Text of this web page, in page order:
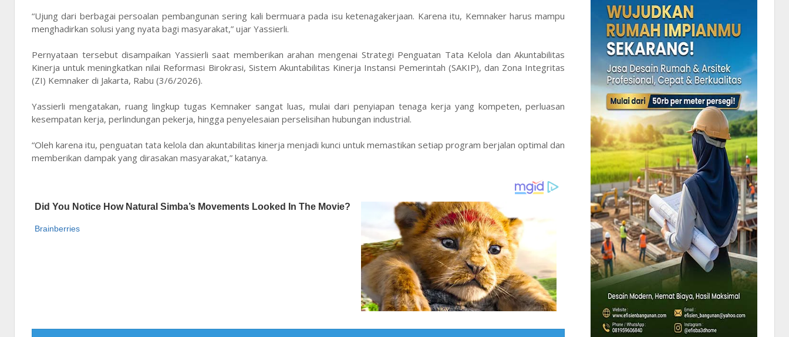
“Ujung dari berbagai persoalan pembangunan sering kali bermuara pada isu ketenagakerjaan. Karena itu, Kemnaker harus mampu
menghadirkan solusi yang nyata bagi masyarakat,” ujar Yassierli.
Pernyataan tersebut disampaikan Yassierli saat memberikan arahan mengenai Strategi Penguatan Tata Kelola dan Akuntabilitas
Kinerja untuk meningkatkan nilai Reformasi Birokrasi, Sistem Akuntabilitas Kinerja Instansi Pemerintah (SAKIP), dan Zona Integritas
(ZI) Kemnaker di Jakarta, Rabu (3/6/2026).
Yassierli mengatakan, ruang lingkup tugas Kemnaker sangat luas, mulai dari penyiapan tenaga kerja yang kompeten, perluasan
kesempatan kerja, perlindungan pekerja, hingga penyelesaian perselisihan hubungan industrial.
“Oleh karena itu, penguatan tata kelola dan akuntabilitas kinerja menjadi kunci untuk memastikan setiap program berjalan optimal dan
memberikan dampak yang dirasakan masyarakat,” katanya.